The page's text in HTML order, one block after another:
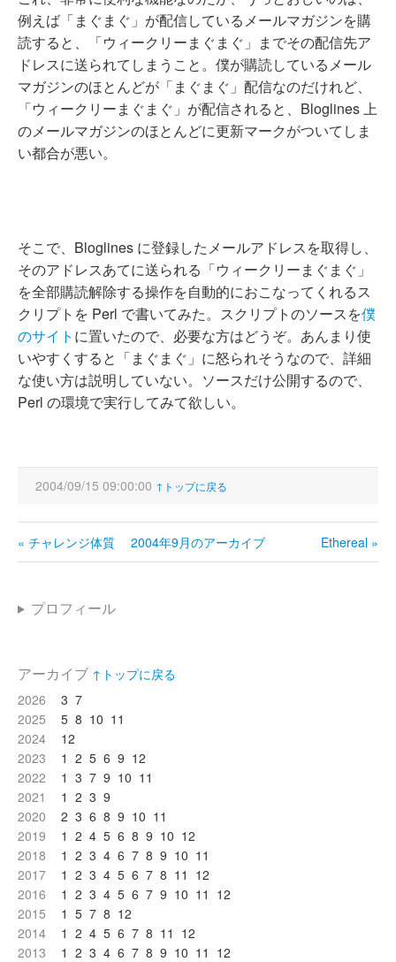
例えば「まぐまぐ」が配信しているメールマガジンを購
読すると、「ウィークリーまぐまぐ」までその配信先ア
ドレスに送られてしまうこと。僕が購読しているメール
マガジンのほとんどが「まぐまぐ」配信なのだけれど、
「ウィークリーまぐまぐ」が配信されると、Bloglines 上
のメールマガジンのほとんどに更新マークがついてしま
い都合が悪い。
そこで、Bloglines に登録したメールアドレスを取得し、
そのアドレスあてに送られる「ウィークリーまぐまぐ」
を全部購読解除する操作を自動的におこなってくれるス
クリプトを Perl で書いてみた。スクリプトのソースを僕
のサイト に置いたので、必要な方はどうぞ。あんまり使
いやすくすると「まぐまぐ」に怒られそうなので、詳細
な使い方は説明していない。ソースだけ公開するので、
Perl の環境で実行してみて欲しい。
2004/09/15 09:00:00 ↑トップに戻る
« チャレンジ体質 2004年9月のアーカイブ Ethereal »
プロフィール
アーカイブ ↑トップに戻る
2026
3 7
2025
5 8 10 11
2024
12
2023
1 2 5 6 9 12
2022
1 3 7 9 10 11
2021
1 2 3 9
2020
2 3 6 8 9 10 11
2019
1 2 4 5 6 8 9 10 12
2018
1 2 3 4 6 7 8 9 10 11
2017
1 2 3 4 5 6 7 8 11 12
2016
1 2 3 4 5 6 7 9 10 11 12
2015
1 5 7 8 12
2014
1 2 4 5 6 7 8 11 12
2013
1 2 3 4 6 7 8 9 10 11 12